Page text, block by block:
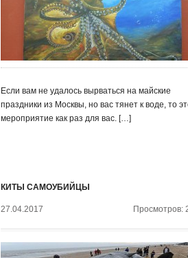
Если вам не удалось вырваться на майские
праздники из Москвы, но вас тянет к воде, то
мероприятие как раз для вас. […]
КИТЫ САМОУБИЙЦЫ
27.04.2017 Просмотров: